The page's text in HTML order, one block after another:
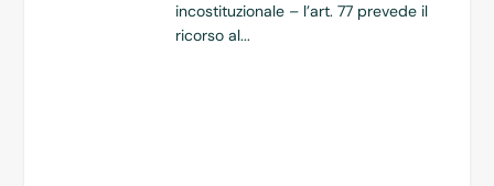
incostituzionale – l’art. 77 prevede il
ricorso al...